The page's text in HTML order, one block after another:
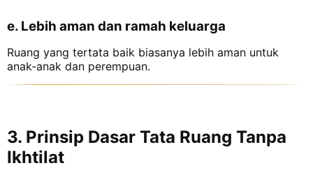
e. Lebih aman dan ramah keluarga
Ruang yang tertata baik biasanya lebih aman untuk
anak-anak dan perempuan.
3. Prinsip Dasar Tata Ruang Tanpa
Ikhtilat